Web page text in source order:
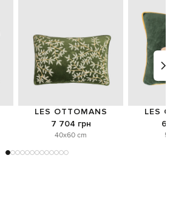
LES OTTOMANS
7 704 грн
40x60 cm
LES
6